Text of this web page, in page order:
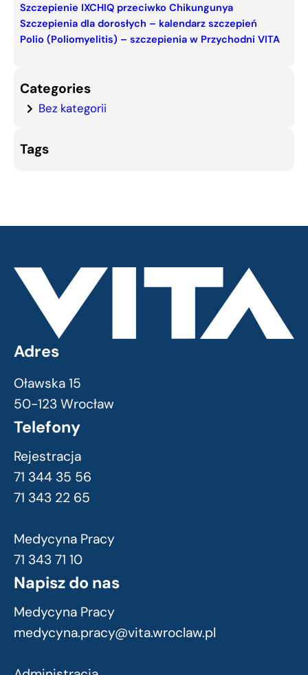
Szczepienie IXCHIQ przeciwko Chikungunya
Szczepienia dla dorosłych – kalendarz szczepień
Polio (Poliomyelitis) – szczepienia w Przychodni VITA
Categories
Bez kategorii
Tags
Adres
Oławska 15
50-123 Wrocław
Telefony
Rejestracja
71 344 35 56
71 343 22 65
Medycyna Pracy
71 343 71 10
Napisz do nas
Medycyna Pracy
medycyna.pracy@vita.wroclaw.pl